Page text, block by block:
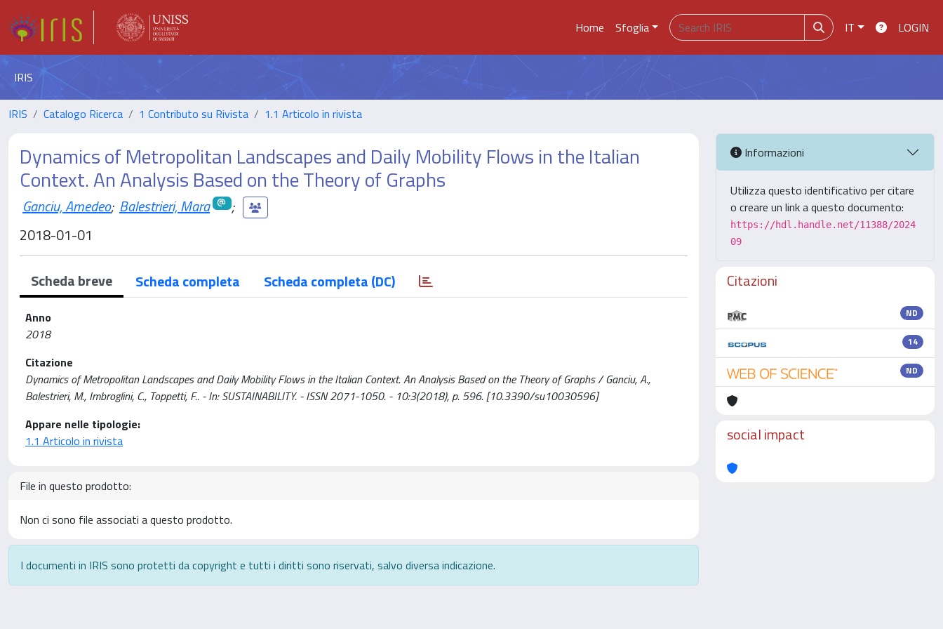
Home Sfoglia IT LOGIN
IRIS
IRIS Catalogo Ricerca 1 Contributo su Rivista 1.1 Articolo in rivista
Dynamics of Metropolitan Landscapes and Daily Mobility Flows in the Italian
Context. An Analysis Based on the Theory of Graphs
Ganciu, Amedeo; Balestrieri, Mara
;
2018-01-01
Scheda breve Scheda completa Scheda completa (DC)
Anno
2018
Citazione
Dynamics of Metropolitan Landscapes and Daily Mobility Flows in the Italian Context. An Analysis Based on the Theory of Graphs / Ganciu, A.,
Balestrieri, M., Imbroglini, C., Toppetti, F.. - In: SUSTAINABILITY. - ISSN 2071-1050. - 10:3(2018), p. 596. [10.3390/su10030596]
Appare nelle tipologie:
1.1 Articolo in rivista
File in questo prodotto:
Non ci sono file associati a questo prodotto.
I documenti in IRIS sono protetti da copyright e tutti i diritti sono riservati, salvo diversa indicazione.
Informazioni
Utilizza questo identificativo per citare
o creare un link a questo documento:
https://hdl.handle.net/11388/2024
09
Citazioni
ND
14
ND
social impact